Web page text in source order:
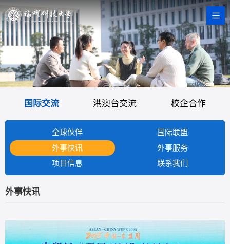
国际交流
全球伙伴
国际联盟
外事快讯
外事服务
项目信息
联系我们
港澳台交流 校企合作
外事快讯